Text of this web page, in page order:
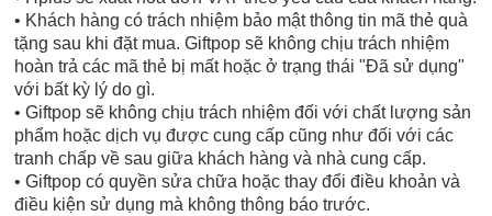
• Khách hàng có trách nhiệm bảo mật thông tin mã thẻ quà
tặng sau khi đặt mua. Giftpop sẽ không chịu trách nhiệm
hoàn trả các mã thẻ bị mất hoặc ở trạng thái "Đã sử dụng"
với bất kỳ lý do gì.
• Giftpop sẽ không chịu trách nhiệm đối với chất lượng sản
phẩm hoặc dịch vụ được cung cấp cũng như đối với các
tranh chấp về sau giữa khách hàng và nhà cung cấp.
• Giftpop có quyền sửa chữa hoặc thay đổi điều khoản và
điều kiện sử dụng mà không thông báo trước.